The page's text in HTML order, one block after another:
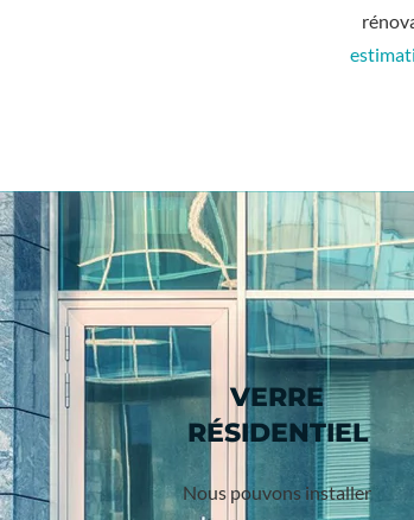
VERRE
RÉSIDENTIEL
Nous pouvons installer